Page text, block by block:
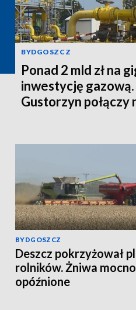
BYDGOSZCZ
Ponad 2 mld zł na
inwestycję gazową.
Gustorzyn połączy
BYDGOSZCZ
Deszcz pokrzyżował
rolników. Żniwa mocno
opóźnione